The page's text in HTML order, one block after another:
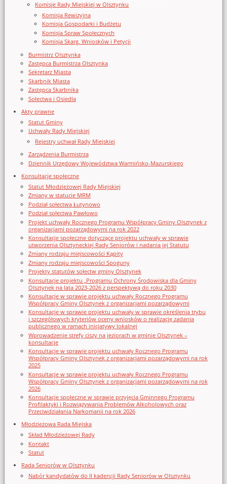
Komisje Rady Miejskiej w Olsztynku
Komisja Rewizyjna
Komisja Gospodarki i Budżetu
Komisja Spraw Społecznych
Komisja Skarg, Wniosków i Petycji
Burmistrz Olsztynka
Zastępca Burmistrza Olsztynka
Sekretarz Miasta
Skarbnik Miasta
Zastępca Skarbnika
Sołectwa i Osiedla
Akty prawne
Statut Gminy
Uchwały Rady Miejskiej
Rejestry uchwał Rady Miejskiej
Zarządzenia Burmistrza
Dziennik Urzędowy Województwa Warmińsko-Mazurskiego
Konsultacje społeczne
Statut Młodzieżowej Rady Miejskiej
Zmiany w statucie MRM
Podział sołectwa Łutynowo
Podział sołectwa Pawłowo
Projekt uchwały Rocznego Programu Współpracy Gminy Olsztynek z
organizacjami pozarządowymi na rok 2022
Konsultacje społeczne dotyczące projektu uchwały w sprawie
utworzenia Olsztyneckiej Rady Seniorów i nadania jej Statutu
Zmiany rodzaju miejscowości Kąpity
Zmiany rodzaju miejscowości Spoguny
Projekty statutów sołectw gminy Olsztynek
Konsultacje projektu „Programu Ochrony Środowiska dla Gminy
Olsztynek na lata 2023-2026 z perspektywą do roku 2030
Konsultacje w sprawie projektu uchwały Rocznego Programu
Współpracy Gminy Olsztynek z organizacjami pozarządowymi
Konsultacje w sprawie projektu uchwały w sprawie określenia trybu
i szczegółowych kryteriów oceny wniosków o realizację zadania
publicznego w ramach inicjatywy lokalnej
Wprowadzenie strefy ciszy na jeziorach w gminie Olsztynek –
konsultacje
Konsultacje w sprawie projektu uchwały Rocznego Programu
Współpracy Gminy Olsztynek z organizacjami pozarządowymi na rok
2025
Konsultacje w sprawie projektu uchwały Rocznego Programu
Współpracy Gminy Olsztynek z organizacjami pozarządowymi na rok
2026
Konsultacje społeczne w sprawie przyjęcia Gminnego Programu
Profilaktyki i Rozwiązywania Problemów Alkoholowych oraz
Przeciwdziałania Narkomanii na rok 2026
Młodzieżowa Rada Miejska
Skład Młodzieżowej Rady
Kontakt
Statut
Rada Seniorów w Olsztynku
Nabór kandydatów do II kadencji Rady Seniorów w Olsztynku